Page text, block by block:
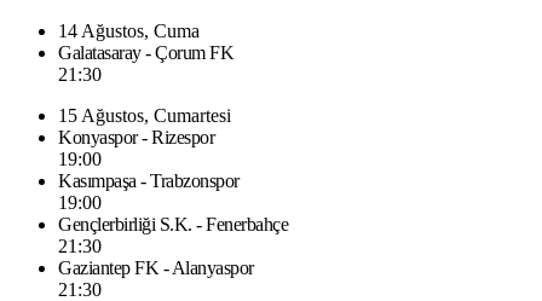
14 Ağustos, Cuma
Galatasaray - Çorum FK
21:30
15 Ağustos, Cumartesi
Konyaspor - Rizespor
19:00
Kasımpaşa - Trabzonspor
19:00
Gençlerbirliği S.K. - Fenerbahçe
21:30
Gaziantep FK - Alanyaspor
21:30